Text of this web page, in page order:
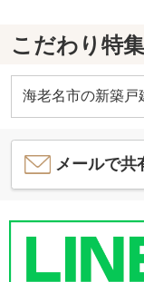
こだわり特集
海老名市の新築戸
メールで共